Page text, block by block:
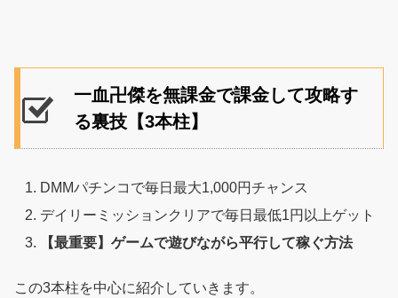
一血卍傑を無課金で課金して攻略す
る裏技【3本柱】
DMMパチンコで毎日最大1,000円チャンス
デイリーミッションクリアで毎日最低1円以上ゲット
【最重要】ゲームで遊びながら平行して稼ぐ方法
この3本柱を中心に紹介していきます。